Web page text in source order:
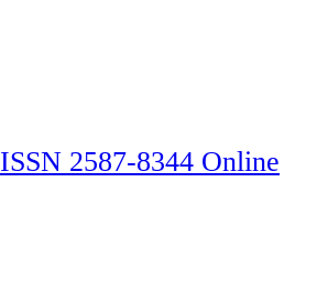
ISSN 2587-8344 Online